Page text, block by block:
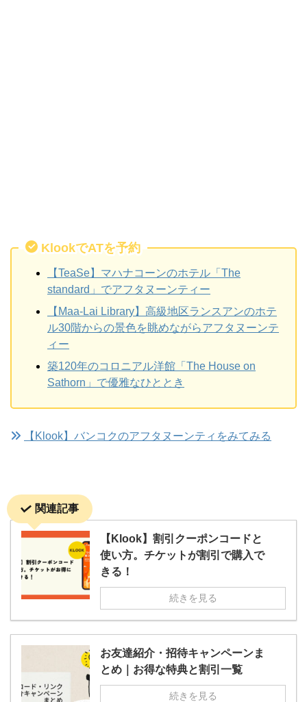
KlookでATを予約
【TeaSe】マハナコーンのホテル「The
standard」でアフタヌーンティー
【Maa-Lai Library】高級地区ランスアンのホテ
ル30階からの景色を眺めながらアフタヌーンテ
ィー
築120年のコロニアル洋館「The House on
Sathorn」で優雅なひととき
【Klook】バンコクのアフタヌーンティをみてみる
関連記事
【Klook】割引クーポンコードと
使い方。チケットが割引で購入で
きる！
続きを見る
お友達紹介・招待キャンペーンま
とめ｜お得な特典と割引一覧
続きを見る